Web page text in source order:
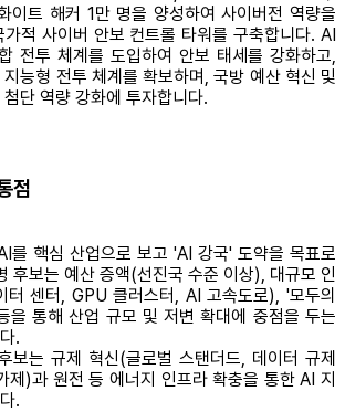
이트 해커 1만 명을 양성하여 사이버전 역량을
적 사이버 안보 컨트롤 타워를 구축합니다. AI
전투 체계를 도입하여 안보 태세를 강화하고,
지능형 전투 체계를 확보하며, 국방 예산 혁신 및
단 역량 강화에 투자합니다.
점
를 핵심 산업으로 보고 'AI 강국' 도약을 목표로
후보는 예산 증액(선진국 수준 이상), 대규모 인
터 센터, GPU 클러스터, AI 고속도로), '모두의
을 통해 산업 규모 및 저변 확대에 중점을 두는
.
보는 규제 혁신(글로벌 스탠더드, 데이터 규제
제)과 원전 등 에너지 인프라 확충을 통한 AI 지
.